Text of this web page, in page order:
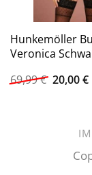
Hunkemöller
Veronica
69,99€
Preis
20,00€